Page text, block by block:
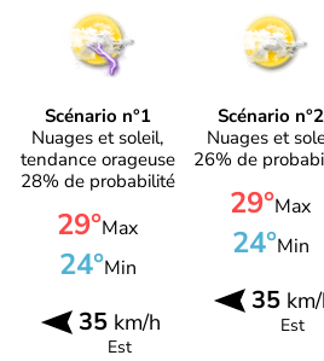
Scénario n°1
Nuages et soleil,
tendance orageuse
28% de probabilité
29°Max
24°Min
35km/h
Est
Scénario n°2
Nuages et
26% de
29°Max
24°Min
35
Est